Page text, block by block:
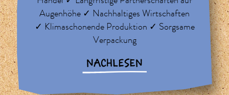
Augenhöhe ✓ Nachhaltiges Wirtschaften
✓ Klimaschonende Produktion ✓ Sorgsame
Verpackung
NACHLESEN